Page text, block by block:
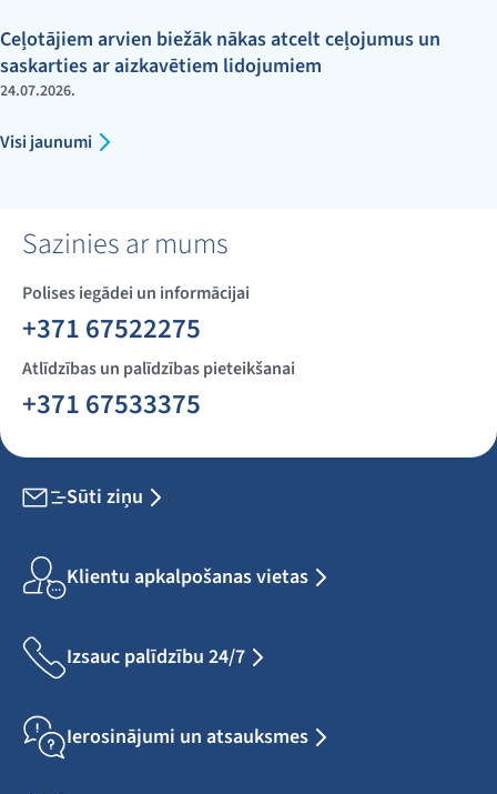
Ceļotājiem arvien biežāk nākas atcelt ceļojumus un
saskarties ar aizkavētiem lidojumiem
24.07.2026.
Visi jaunumi
Sazinies ar mums
Polises iegādei un informācijai
+371 67522275
Atlīdzības un palīdzības pieteikšanai
+371 67533375
Sūti ziņu
Klientu apkalpošanas vietas
Izsauc palīdzību 24/7
Ierosinājumi un atsauksmes